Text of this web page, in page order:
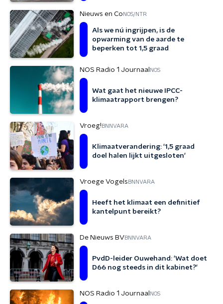
Nieuws en Co NOS/NTR
Als we nú ingrijpen, is de
opwarming van de aarde te
beperken tot 1,5 graad
NOS Radio 1 Journaal NOS
Wat gaat het nieuwe IPCC-
klimaatrapport brengen?
Vroeg! BNNVARA
Klimaatverandering: '1,5 graad
doel halen lijkt uitgesloten'
Vroege Vogels BNNVARA
Heeft het klimaat een definitief
kantelpunt bereikt?
De Nieuws BVBNNVARA
PvdD-leider Ouwehand: 'Wat doet
D66 nog steeds in dit kabinet?'
NOS Radio 1 Journaal NOS